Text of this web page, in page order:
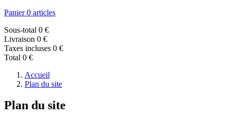
Panier 0 articles
Sous-total 0 €
Livraison 0 €
Taxes incluses 0 €
Total 0 €
Accueil
Plan du site
Plan du site